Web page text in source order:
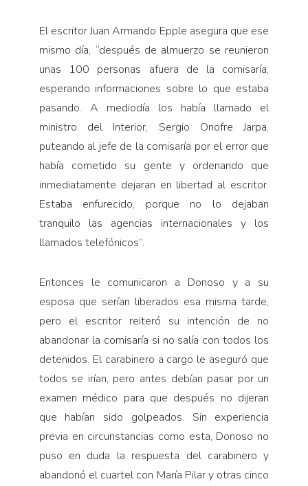
El escritor Juan Armando Epple asegura que ese
mismo día, “después de almuerzo se reunieron
unas 100 personas afuera de la comisaría,
esperando informaciones sobre lo que estaba
pasando. A mediodía los había llamado el
ministro del Interior, Sergio Onofre Jarpa,
puteando al jefe de la comisaría por el error que
había cometido su gente y ordenando que
inmediatamente dejaran en libertad al escritor.
Estaba enfurecido, porque no lo dejaban
tranquilo las agencias internacionales y los
llamados telefónicos”.
Entonces le comunicaron a Donoso y a su
esposa que serían liberados esa misma tarde,
pero el escritor reiteró su intención de no
abandonar la comisaría si no salía con todos los
detenidos. El carabinero a cargo le aseguró que
todos se irían, pero antes debían pasar por un
examen médico para que después no dijeran
que habían sido golpeados. Sin experiencia
previa en circunstancias como esta, Donoso no
puso en duda la respuesta del carabinero y
abandonó el cuartel con María Pilar y otras cinco